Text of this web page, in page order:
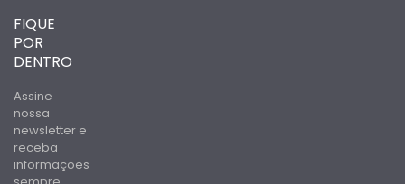
FIQUE
POR
DENTRO
Assine
nossa
newsletter e
receba
informações